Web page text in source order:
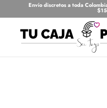
Envío discretos a toda